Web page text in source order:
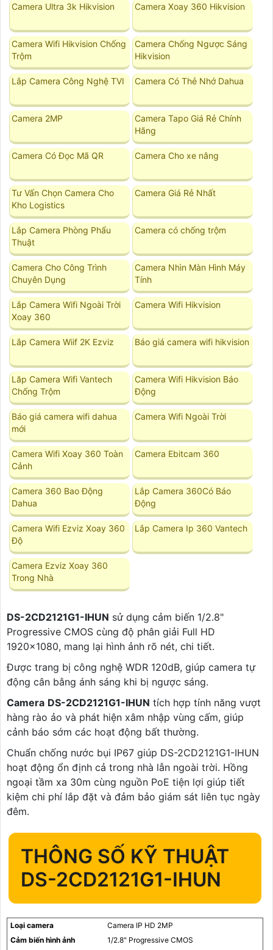
Camera Ultra 3k Hikvision Camera Xoay 360 Hikvision
Camera Wifi Hikvision Chống
Trộm
Camera Chống Ngược Sáng
Hikvision
Lắp Camera Công Nghệ TVI Camera Có Thẻ Nhớ Dahua
Camera 2MP
Camera Tapo Giá Rẻ Chính
Hãng
Camera Có Đọc Mã QR Camera Cho xe nâng
Tư Vấn Chọn Camera Cho
Kho Logistics
Camera Giá Rẻ Nhất
Lắp Camera Phòng Phẩu
Thuật
Camera có chống trộm
Camera Cho Công Trình
Chuyên Dụng
Camera Nhìn Màn Hình Máy
Tính
Lắp Camera Wifi Ngoài Trời
Xoay 360
Camera Wifi Hikvision
Lắp Camera Wiif 2K Ezviz Báo giá camera wifi hikvision
Lăp Camera Wifi Vantech
Chống Trộm
Camera Wifi Hikvision Báo
Động
Báo giá camera wifi dahua
mới
Camera Wifi Ngoài Trời
Camera Wifi Xoay 360 Toàn
Cảnh
Camera Ebitcam 360
Camera 360 Bao Động
Dahua
Lắp Camera 360Có Báo
Động
Camera Wifi Ezviz Xoay 360
Độ
Lắp Camera Ip 360 Vantech
Camera Ezviz Xoay 360
Trong Nhà
DS-2CD2121G1-IHUN sử dụng cảm biến 1/2.8"
Progressive CMOS cùng độ phân giải Full HD
1920x1080, mang lại hình ảnh rõ nét, chi tiết.
Được trang bị công nghệ WDR 120dB, giúp camera tự
động cân bằng ánh sáng khi bị ngược sáng.
Camera DS-2CD2121G1-IHUN tích hợp tính năng vượt
hàng rào ảo và phát hiện xâm nhập vùng cấm, giúp
cảnh báo sớm các hoạt động bất thường.
Chuẩn chống nước bụi IP67 giúp DS-2CD2121G1-IHUN
hoạt động ổn định cả trong nhà lẫn ngoài trời. Hồng
ngoại tầm xa 30m cùng nguồn PoE tiện lợi giúp tiết
kiệm chi phí lắp đặt và đảm bảo giám sát liên tục ngày
đêm.
THÔNG SỐ KỸ THUẬT
DS-2CD2121G1-IHUN
Loại camera
Camera IP HD 2MP
Cảm biến hình ảnh
1/2.8" Progressive CMOS